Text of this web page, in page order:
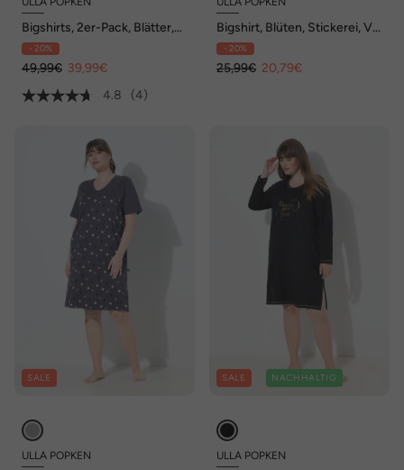
Bigshirts, 2er-Pack, Blätter,
Rundhals/ V-Ausschnitt
- 20%
49,99€ 39,99€
4.8
(4)
Bigshirt, Blüten, Stickerei, V-
Ausschnitt, Halbarm
- 20%
25,99€ 20,79€
SALE
ULLA POPKEN
SALE NACHHALTIG
ULLA POPKEN